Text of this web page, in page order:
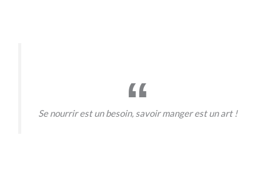
Se nourrir est un besoin, savoir manger est un art !